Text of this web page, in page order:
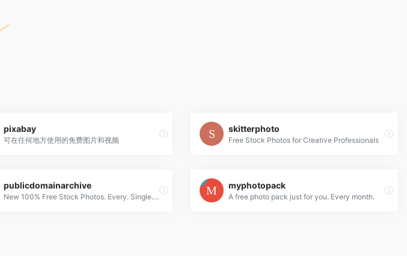
pixabay
可在任何地方使用的免费图片和视频
skitterphoto
Free Stock Photos for Creative Professionals
publicdomainarchive
New 100% Free Stock Photos. Every. Single. Week.
myphotopack
A free photo pack just for you. Every month.